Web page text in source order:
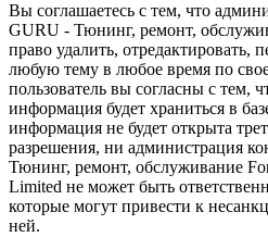
Вы соглашаетесь с тем, что
GURU - Тюнинг, ремонт,
право удалить, отредактировать,
любую тему в любое время по
пользователь вы согласны с тем,
информация будет храниться в
информация не будет открыта
разрешения, ни администрация
Тюнинг, ремонт, обслуживание
Limited не может быть
которые могут привести к
ней.